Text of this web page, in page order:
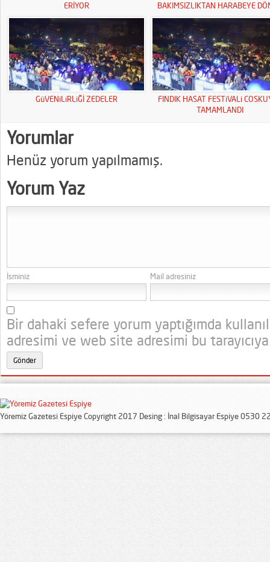
ERİYOR
BAKIMSIZLIKTAN HARABEYE
GüVENiLiRLiĞİ ZEDELER
FINDIK HASAT FESTiVALi
TAMAMLANDI
Yorumlar
Henüz yorum yapılmamış.
Yorum Yaz
İsminiz Mail adresiniz
Bir dahaki sefere yorum yaptığımda
adresimi ve web site adresimi bu
Yöremiz Gazetesi Espiye Copyright 2017 Desing : İnal Bilgisayar Espiye 0530